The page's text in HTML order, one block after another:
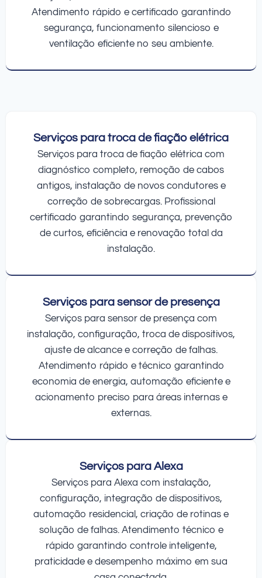
Atendimento rápido e certificado garantindo
segurança, funcionamento silencioso e
ventilação eficiente no seu ambiente.
Serviços para troca de fiação elétrica
Serviços para troca de fiação elétrica com
diagnóstico completo, remoção de cabos
antigos, instalação de novos condutores e
correção de sobrecargas. Profissional
certificado garantindo segurança, prevenção
de curtos, eficiência e renovação total da
instalação.
Serviços para sensor de presença
Serviços para sensor de presença com
instalação, configuração, troca de dispositivos,
ajuste de alcance e correção de falhas.
Atendimento rápido e técnico garantindo
economia de energia, automação eficiente e
acionamento preciso para áreas internas e
externas.
Serviços para Alexa
Serviços para Alexa com instalação,
configuração, integração de dispositivos,
automação residencial, criação de rotinas e
solução de falhas. Atendimento técnico e
rápido garantindo controle inteligente,
praticidade e desempenho máximo em sua